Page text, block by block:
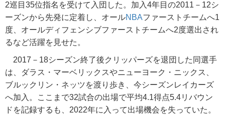
2巡目35位指名を受けて入団した。加入4年目の2011－12シ
ーズンから先発に定着し、オールNBAファーストチームへ1
度、オールディフェンシブファーストチームへ2度選出され
るなど活躍を見せた。
2017－18シーズン終了後クリッパーズを退団した同選手
は、ダラス・マーベリックスやニューヨーク・ニックス、
ブルックリン・ネッツを渡り歩き、今シーズンレイカーズ
へ加入。ここまで32試合の出場で平均4.1得点5.4リバウン
ドを記録するも、2022年に入って出場機会を失っていた。